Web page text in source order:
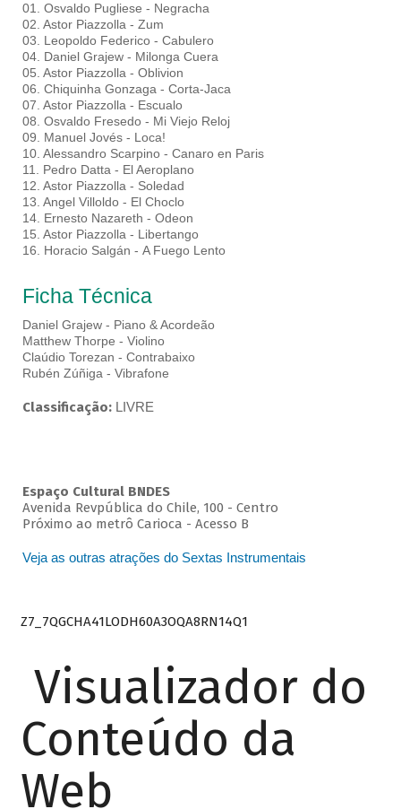
01. Osvaldo Pugliese - Negracha
02. Astor Piazzolla - Zum
03. Leopoldo Federico - Cabulero
04. Daniel Grajew - Milonga Cuera
05. Astor Piazzolla - Oblivion
06. Chiquinha Gonzaga - Corta-Jaca
07. Astor Piazzolla - Escualo
08. Osvaldo Fresedo - Mi Viejo Reloj
09. Manuel Jovés - Loca!
10. Alessandro Scarpino - Canaro en Paris
11. Pedro Datta - El Aeroplano
12. Astor Piazzolla - Soledad
13. Angel Villoldo - El Choclo
14. Ernesto Nazareth - Odeon
15. Astor Piazzolla - Libertango
16. Horacio Salgán - A Fuego Lento
Ficha Técnica
Daniel Grajew - Piano & Acordeão
Matthew Thorpe - Violino
Claúdio Torezan - Contrabaixo
Rubén Zúñiga - Vibrafone
Classificação: LIVRE
Espaço Cultural BNDES
Avenida Revpública do Chile, 100 - Centro
Próximo ao metrô Carioca - Acesso B
Veja as outras atrações do Sextas Instrumentais
Z7_7QGCHA41LODH60A3OQA8RN14Q1
Visualizador do
Conteúdo da
Web